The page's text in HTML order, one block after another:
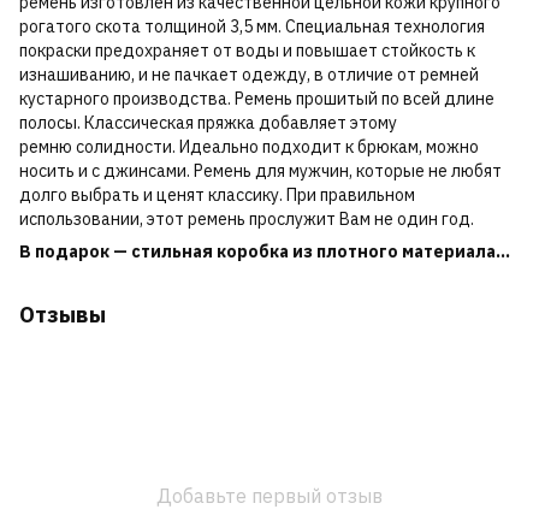
рогатого скота толщиной 3,5 мм. Специальная технология
покраски предохраняет от воды и повышает стойкость к
изнашиванию, и не пачкает одежду, в отличие от ремней
кустарного производства. Ремень прошитый по всей длине
полосы. Классическая пряжка добавляет этому
ремню солидности. Идеально подходит к брюкам, можно
носить и с джинсами. Ремень для мужчин, которые не любят
долго выбрать и ценят классику. При правильном
использовании, этот ремень прослужит Вам не один год.
В подарок — стильная коробка из плотного материала...
Отзывы
Добавьте первый отзыв